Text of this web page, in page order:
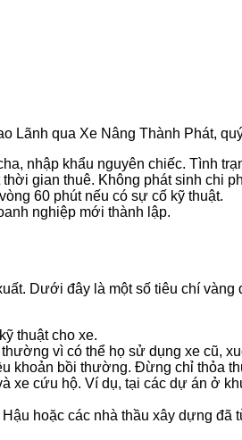
Lãnh qua Xe Nâng Thành Phát,
nhập khẩu nguyên chiếc. Tình
gian thuê. Không phát sinh chi
60 phút nếu có sự cố kỹ thuật.
nghiệp mới thành lập.
Dưới đây là một số tiêu chí vàng
thuật cho xe.
vì có thể họ sử dụng xe cũ,
khoản bồi thường. Đừng chỉ thỏa
xe cứu hộ. Ví dụ, tại các dự án ở
hoặc các nhà thầu xây dựng